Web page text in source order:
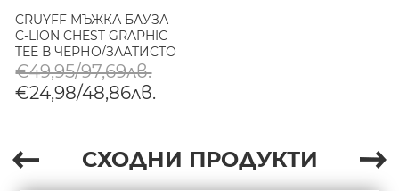
CRUYFF МЪЖКА БЛУЗА
C-LION CHEST GRAPHIC
TEE В ЧЕРНО/ЗЛАТИСТО
€49,95/97,69лв.
€24,98/48,86лв.
СХОДНИ ПРОДУКТИ